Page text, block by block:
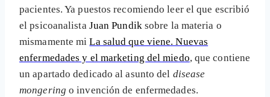
pacientes. Ya puestos recomiendo leer el que escribió
el psicoanalista Juan Pundiksobre la materia o
mismamente miLa salud que viene. Nuevas
enfermedades y el marketing del miedo, que contiene
un apartado dedicado al asunto del disease
mongering o invención de enfermedades.